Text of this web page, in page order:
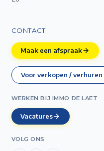
CONTACT
Maak een afspraak
Voor verkopen / verhuren
WERKEN BIJ IMMO DE LAET
Vacatures
VOLG ONS